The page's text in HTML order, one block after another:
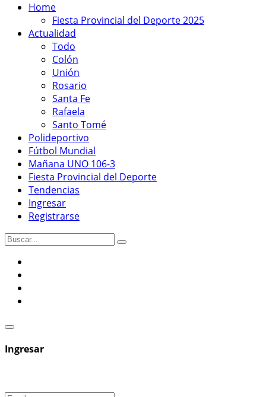
Home
Fiesta Provincial del Deporte 2025
Actualidad
Todo
Colón
Unión
Rosario
Santa Fe
Rafaela
Santo Tomé
Polideportivo
Fútbol Mundial
Mañana UNO 106-3
Fiesta Provincial del Deporte
Tendencias
Ingresar
Registrarse
Ingresar